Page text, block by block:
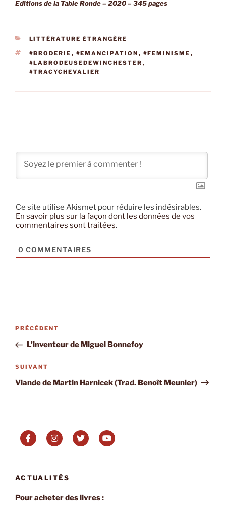
Editions de la Table Ronde – 2020 – 345 pages
CATÉGORIES
LITTÉRATURE ÉTRANGÈRE
ÉTIQUETTES
#BRODERIE , #EMANCIPATION , #FEMINISME ,
#LABRODEUSEDEWINCHESTER ,
#TRACYCHEVALIER
Ce site utilise Akismet pour réduire les indésirables.
En savoir plus sur la façon dont les données de vos
commentaires sont traitées.
0 COMMENTAIRES
Navigation
l’article
Article
précédent
PRÉCÉDENT
L’inventeur de Miguel Bonnefoy
Article
suivant
SUIVANT
Viande de Martin Harnicek (Trad. Benoît Meunier)
ACTUALITÉS
Pour acheter des livres :